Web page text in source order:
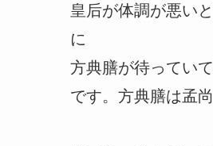
皇后が体調が悪い
に
方典膳が待ってい
です。方典膳は孟